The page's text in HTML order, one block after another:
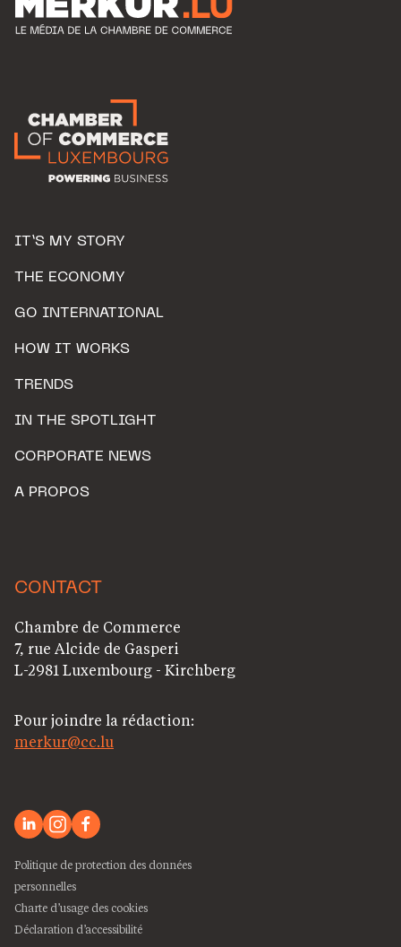
IT’S MY STORY
THE ECONOMY
GO INTERNATIONAL
HOW IT WORKS
TRENDS
IN THE SPOTLIGHT
CORPORATE NEWS
A PROPOS
CONTACT
Chambre de Commerce
7, rue Alcide de Gasperi
L-2981 Luxembourg - Kirchberg
Pour joindre la rédaction:
merkur@cc.lu
Politique de protection des données
personnelles
Charte d’usage des cookies
Déclaration d’accessibilité